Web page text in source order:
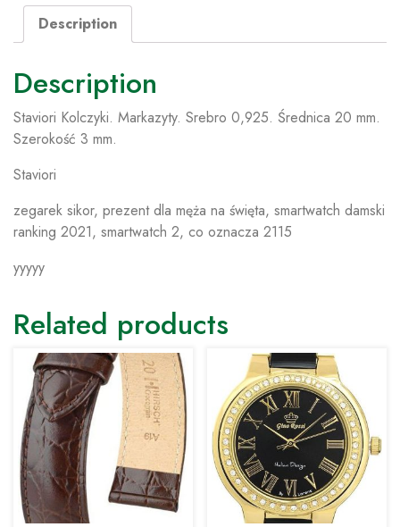
Description
Description
Staviori Kolczyki. Markazyty. Srebro 0,925. Średnica 20 mm.
Szerokość 3 mm.
Staviori
zegarek sikor, prezent dla męża na święta, smartwatch damski
ranking 2021, smartwatch 2, co oznacza 2115
yyyyy
Related products